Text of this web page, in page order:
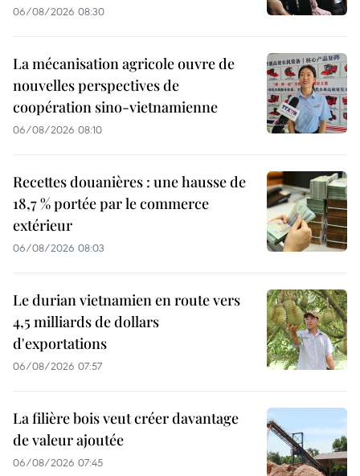
06/08/2026 08:30
La mécanisation agricole ouvre de
nouvelles perspectives de
coopération sino-vietnamienne
06/08/2026 08:10
Recettes douanières : une hausse de
18,7 % portée par le commerce
extérieur
06/08/2026 08:03
Le durian vietnamien en route vers
4,5 milliards de dollars
d'exportations
06/08/2026 07:57
La filière bois veut créer davantage
de valeur ajoutée
06/08/2026 07:45